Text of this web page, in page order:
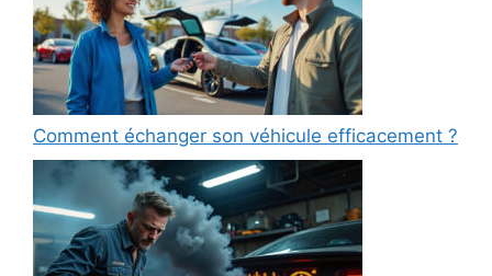
Comment échanger son véhicule efficacement ?